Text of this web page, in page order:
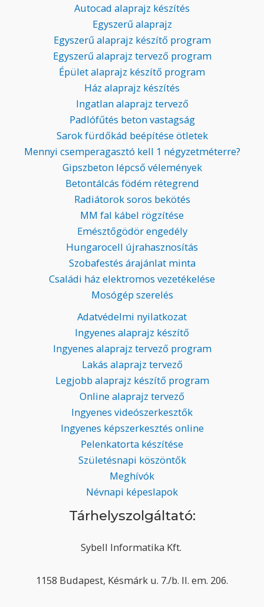
Autocad alaprajz készítés
Egyszerű alaprajz
Egyszerű alaprajz készítő program
Egyszerű alaprajz tervező program
Épület alaprajz készítő program
Ház alaprajz készítés
Ingatlan alaprajz tervező
Padlófűtés beton vastagság
Sarok fürdőkád beépítése ötletek
Mennyi csemperagasztó kell 1 négyzetméterre?
Gipszbeton lépcső vélemények
Betontálcás födém rétegrend
Radiátorok soros bekötés
MM fal kábel rögzítése
Emésztőgödör engedély
Hungarocell újrahasznosítás
Szobafestés árajánlat minta
Családi ház elektromos vezetékelése
Mosógép szerelés
Adatvédelmi nyilatkozat
Ingyenes alaprajz készítő
Ingyenes alaprajz tervező program
Lakás alaprajz tervező
Legjobb alaprajz készítő program
Online alaprajz tervező
Ingyenes videószerkesztők
Ingyenes képszerkesztés online
Pelenkatorta készítése
Születésnapi köszöntők
Meghívók
Névnapi képeslapok
Tárhelyszolgáltató:
Sybell Informatika Kft.
1158 Budapest, Késmárk u. 7./b. II. em. 206.